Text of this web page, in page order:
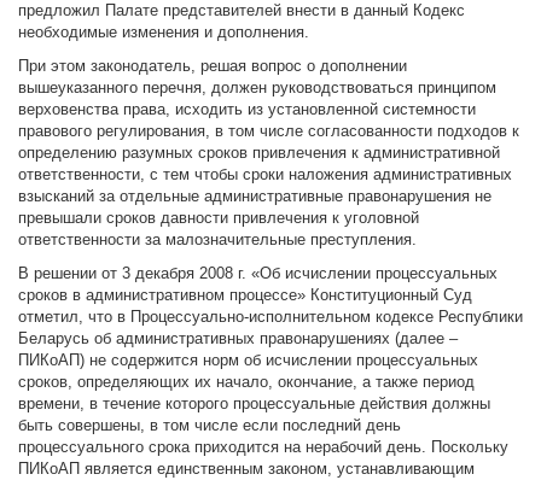
предложил Палате представителей внести в данный Кодекс
необходимые изменения и дополнения.
При этом законодатель, решая вопрос о дополнении
вышеуказанного перечня, должен руководствоваться принципом
верховенства права, исходить из установленной системности
правового регулирования, в том числе согласованности подходов к
определению разумных сроков привлечения к административной
ответственности, с тем чтобы сроки наложения административных
взысканий за отдельные административные правонарушения не
превышали сроков давности привлечения к уголовной
ответственности за малозначительные преступления.
В решении от 3 декабря 2008 г. «Об исчислении процессуальных
сроков в административном процессе» Конституционный Суд
отметил, что в Процессуально-исполнительном кодексе Республики
Беларусь об административных правонарушениях (далее –
ПИКоАП) не содержится норм об исчислении процессуальных
сроков, определяющих их начало, окончание, а также период
времени, в течение которого процессуальные действия должны
быть совершены, в том числе если последний день
процессуального срока приходится на нерабочий день. Поскольку
ПИКоАП является единственным законом, устанавливающим